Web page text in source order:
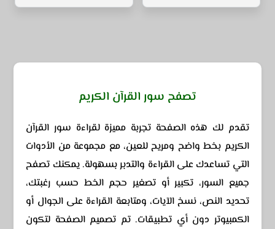
تصفح سور القرآن الكريم
تقدم لك هذه الصفحة تجربة مميزة لقراءة سور القرآن
الكريم بخط واضح ومريح للعين، مع مجموعة من الأدوات
التي تساعدك على القراءة والتدبر بسهولة. يمكنك تصفح
جميع السور، تكبير أو تصغير حجم الخط حسب رغبتك،
تحديد النص، نسخ الآيات، ومتابعة القراءة على الجوال أو
الكمبيوتر دون أي تطبيقات. تم تصميم الصفحة لتكون